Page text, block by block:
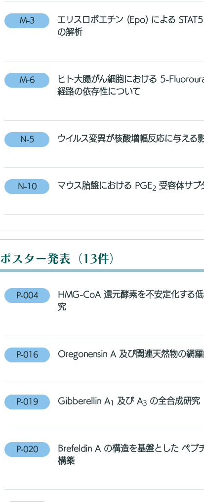
M-3
エリスロポエチン (Epo) による
の解析
M-6
ヒト大腸がん細胞における 5-
経路の依存性について
N-5 ウイルス変異が核酸増幅反応に与える
N-10 マウス胎盤における PGE2 受容体サブ
ポスター発表（13件）
P-004
HMG-CoA 還元酵素を不安定化する
究
P-016 Oregonensin A 及び関連天然物の網
P-019 Gibberellin A1 及び A3 の全合成研究
P-020
Brefeldin A の構造を基盤とした ペプ
構築